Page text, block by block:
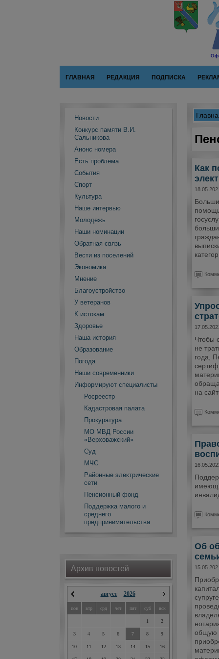
ГЛАВНАЯ РЕДАКЦИЯ ПОДПИСКА
Новости
Конкурс памяти В.И.
Сальникова
Анонс номера
Есть проблема
События
Спорт
Культура
Наше интервью
Молодежь
Наши номинации
Обратная связь
Вести из поселений
Экономика
Мнение
Благоустройство
У ветеранов
К истокам
Здоровье
Наша история
Образование
Погода
Наши современники
Информируют специалисты
Росреестр
Кадастровая палата
Прокуратура
МО МВД России
«Верховажский»
Суд
МЧС
Районные электрические
сети
Пенсионный фонд
Поддержка малого и
среднего
предпринимательства
Архив новостей
август 2026
пон втр срд чет пят суб вск
1 2
3 4 5 6 7 8 9
10 11 12 13 14 15 16
Как
Чтобы
не
года,
на
Об
общую